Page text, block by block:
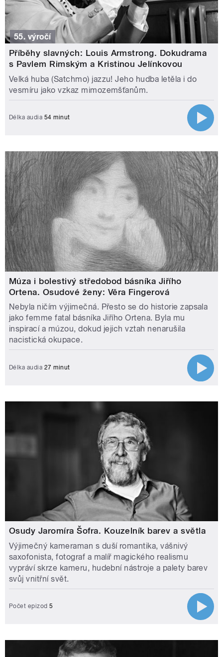
55. výročí
Příběhy slavných: Louis Armstrong. Dokudrama
s Pavlem Rimským a Kristinou Jelínkovou
Velká huba (Satchmo) jazzu! Jeho hudba letěla i do
vesmíru jako vzkaz mimozemšťanům.
Délka audia 54 minut
Múza i bolestivý středobod básníka Jiřího
Ortena. Osudové ženy: Věra Fingerová
Nebyla ničím výjimečná. Přesto se do historie zapsala
jako femme fatal básníka Jiřího Ortena. Byla mu
inspirací a múzou, dokud jejich vztah nenarušila
nacistická okupace.
Délka audia 27 minut
Osudy Jaromíra Šofra. Kouzelník barev a světla
Výjimečný kameraman s duší romantika, vášnivý
saxofonista, fotograf a malíř magického realismu
vypráví skrze kameru, hudební nástroje a palety barev
svůj vnitřní svět.
Počet epizod 5